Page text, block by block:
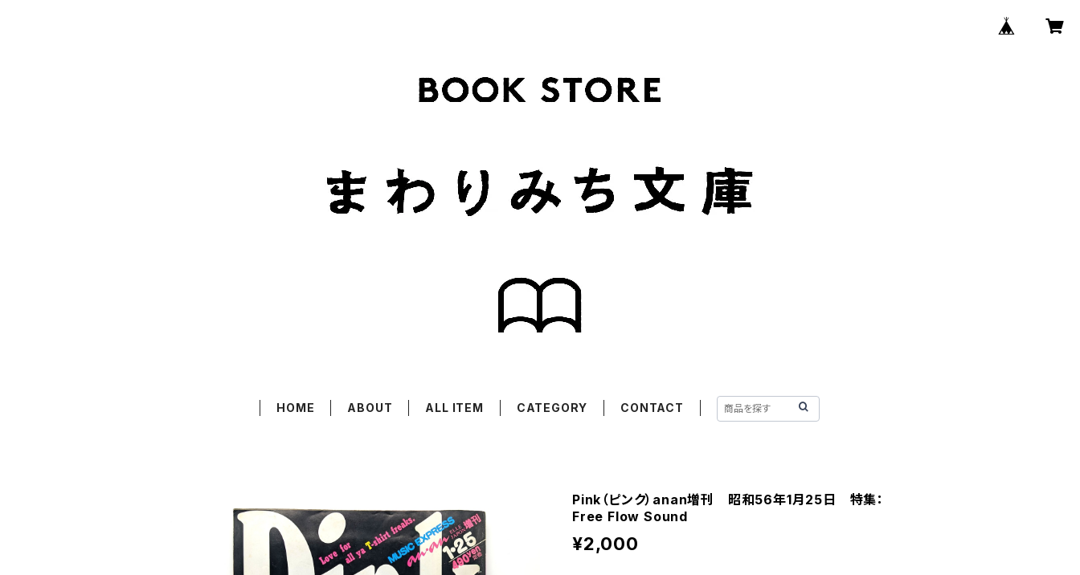
HOME ABOUT ALL ITEM CATEGORY CONTACT
Pink（ピンク）anan増刊 昭和56年1月25日 特集：
Free Flow Sound
¥2,000